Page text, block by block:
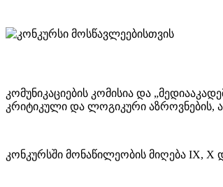
კომუნიკაციების კომისია და
კრიტიკული და ლოგიკური აზროვნების,
კონკურსში მონაწილეობის მიღება IX,